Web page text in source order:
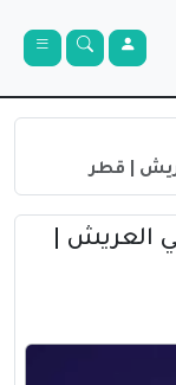
عيد الأضحى 2024 في العريش |